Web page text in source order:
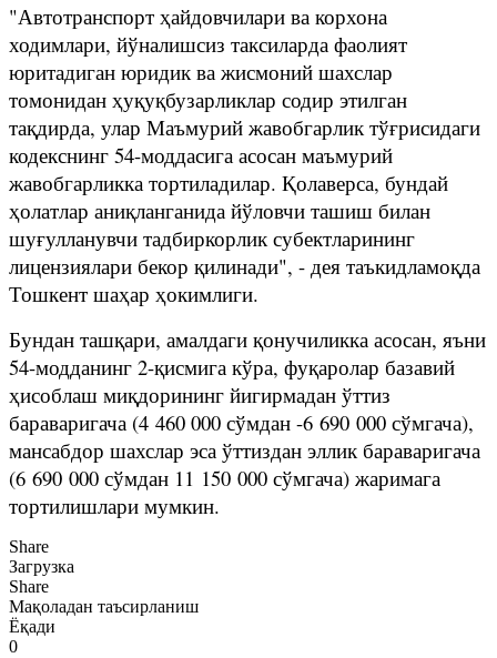
"Автотранспорт ҳайдовчилари ва корхона
ходимлари, йўналишсиз таксиларда фаолият
юритадиган юридик ва жисмоний шахслар
томонидан ҳуқуқбузарликлар содир этилган
тақдирда, улар Маъмурий жавобгарлик тўғрисидаги
кодекснинг 54-моддасига асосан маъмурий
жавобгарликка тортиладилар. Қолаверса, бундай
ҳолатлар аниқланганида йўловчи ташиш билан
шуғулланувчи тадбиркорлик субектларининг
лицензиялари бекор қилинади", - дея таъкидламоқда
Тошкент шаҳар ҳокимлиги.
Бундан ташқари, амалдаги қонучиликка асосан, яъни
54-модданинг 2-қисмига кўра, фуқаролар базавий
ҳисоблаш миқдорининг йигирмадан ўттиз
бараваригача (4 460 000 сўмдан -6 690 000 сўмгача),
мансабдор шахслар эса ўттиздан эллик бараваригача
(6 690 000 сўмдан 11 150 000 сўмгача) жаримага
тортилишлари мумкин.
Share
Загрузка
Share
Мақоладан таъсирланиш
Ёқади
0